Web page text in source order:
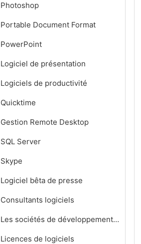
Photoshop
Portable Document Format
PowerPoint
Logiciel de présentation
Logiciels de productivité
Quicktime
Gestion Remote Desktop
SQL Server
Skype
Logiciel bêta de presse
Consultants logiciels
Les sociétés de développement de logiciels
Licences de logiciels